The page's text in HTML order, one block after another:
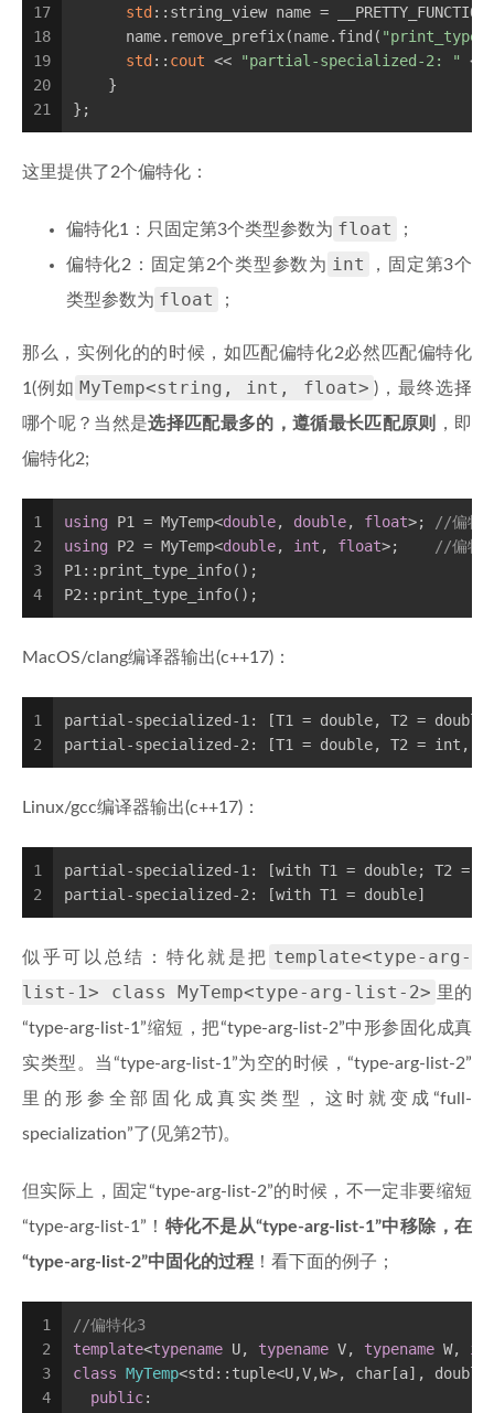
17
18
19
20
21
std ::string_view name =
      name.remove_prefix(name.find(
std :: cout << "partial-specialized-2: "
<<
    }
};
这里提供了2个偏特化：
偏特化1：只固定第3个类型参数为 float
；
偏特化2：固定第2个类型参数为 int
，固定第3个
类型参数为 float ；
那么，实例化的的时候，如匹配偏特化2必然匹配偏特化
1(例如 MyTemp<string, int, float> )，最终选择
哪个呢？当然是选择匹配最多的，遵循最长匹配原则
，即
偏特化2;
1
2
3
4
using P1 = MyTemp<double, double, float>;
//偏特
using P2 = MyTemp<double, int , float>;
//偏特
P1::print_type_info();
P2::print_type_info();
MacOS/clang编译器输出(c++17)：
1
2
partial-specialized-1: [T1 = double, T2 =
partial-specialized-2: [T1 = double, T2 = int,
Linux/gcc编译器输出(c++17)：
1
2
partial-specialized-1: [with T1 = double; T2 =
partial-specialized-2: [with T1 = double]
似乎可以总结：特化就是把 template<type-arg-
list-1> class MyTemp<type-arg-list-2> 里的
“type-arg-list-1”缩短，把“type-arg-list-2”中形参固化成真
实类型。当“type-arg-list-1”为空的时候，“type-arg-list-2”
里的形参全部固化成真实类型，这时就变成“full-
specialization”了(见第2节)。
但实际上，固定“type-arg-list-2”的时候，不一定非要缩短
“type-arg-list-1”！ 特化不是从“type-arg-list-1”中移除，在
“type-arg-list-2”中固化的过程 ！看下面的例子；
1
2
3
4
//偏特化3
template<typename U, typename V, typename W,
class MyTemp<std::tuple<U,V,W>, char[a],
public: